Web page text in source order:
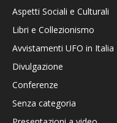
Aspetti Sociali e Culturali
Libri e Collezionismo
Avvistamenti UFO in Italia
Divulgazione
Conferenze
Senza categoria